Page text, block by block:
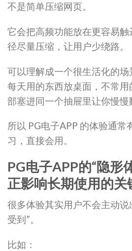
不是简单压缩网页。
它会把高频功能放在更容易
径尽量压缩，让用户少绕路。
可以理解成一个很生活化的场
每天用的东西放桌面，不常
部塞进同一个抽屉里让你慢慢
所以 PG电子APP 的体验通常
习，直接会用。
PG电子APP的“隐形
正影响长期使用的关
很多体验其实用户不会主动说
受到”。
比如：